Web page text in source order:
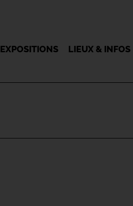
EXPOSITIONS LIEUX & INFOS